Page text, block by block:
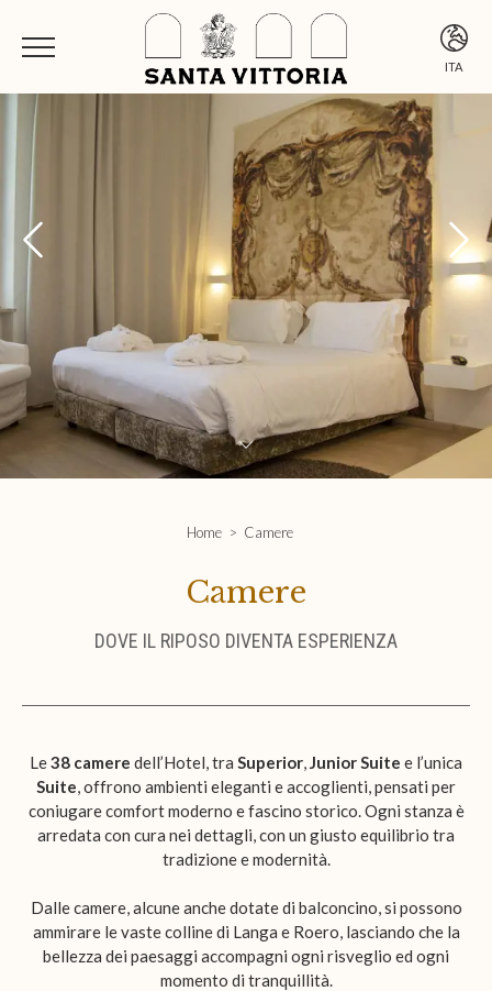
ITA
Home Camere
Camere
DOVE IL RIPOSO DIVENTA ESPERIENZA
Le38 camere dell’Hotel, tra Superior,Junior Suite e l’unica
Suite, offrono ambienti eleganti e accoglienti, pensati per
coniugare comfort moderno e fascino storico. Ogni stanza è
arredata con cura nei dettagli, con un giusto equilibrio tra
tradizione e modernità.
Dalle camere, alcune anche dotate di balconcino, si possono
ammirare le vaste colline di Langa e Roero, lasciando che la
bellezza dei paesaggi accompagni ogni risveglio ed ogni
momento di tranquillità.